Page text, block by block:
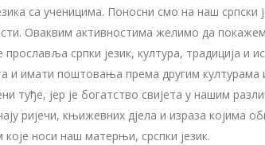
са ученицима. Поносни смо на наш српски
Оваквим активностима желимо да
српки језик, култура, традиција и
и имати поштовања према другим културама
туђе, јер је богатство свијета у нашим
ријечи, књижевних дјела и израза којима
носи наш матерњи, срспки језик.